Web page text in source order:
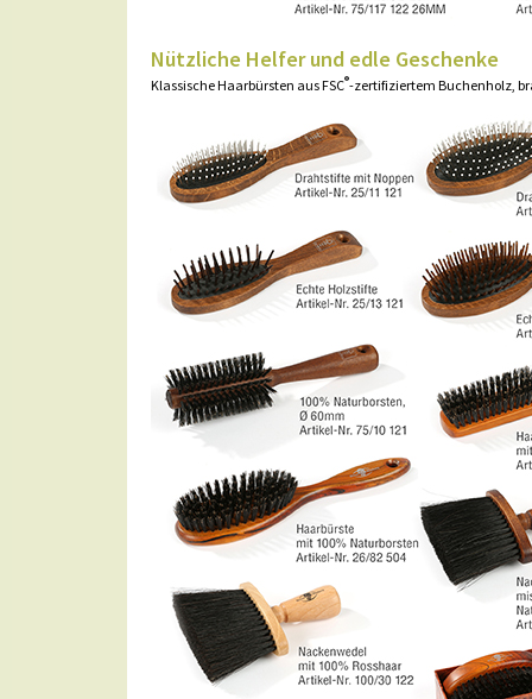
Nützliche Helfer und edle Geschenke
Klassische Haarbürsten aus FSC®-zertifiziertem Buchenholz,